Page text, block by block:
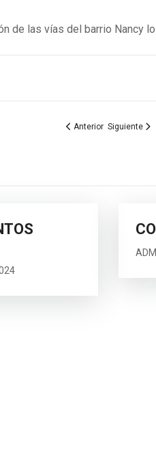
de las vías del barrio Nancy
Artículo anterior: ¡El
Anterior Artículo
Siguiente